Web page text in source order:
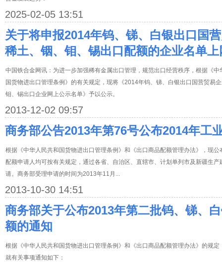
2025-02-05 13:51
关于将申报2014年钨、锑、白银出口国
稀土、铟、钼、锡出口配额的企业名单
中国铁合金网讯：为进一步加强稀有金属出口管理，规范出口经营秩序，根据《
国货物进出口管理条例》的有关规定，现将《2014年钨、锑、白银出口国营贸易
钼、锡出口企业网上公示名单》予以公示。
2013-12-02 09:57
商务部公告2013年第76号公布2014年工
根据《中华人民共和国货物进出口管理条例》和《出口商品配额管理办法》，现
配额申请人均可按有关规定，通过各省、自治区、直辖市、计划单列市及新疆生
请。商务部受理申请的时间为2013年11月...
2013-10-30 14:51
商务部关于公布2013年第二批钨、锑、
额的通知
根据《中华人民共和国货物进出口管理条例》和《出口商品配额管理办法》的规
就有关事项通知如下：